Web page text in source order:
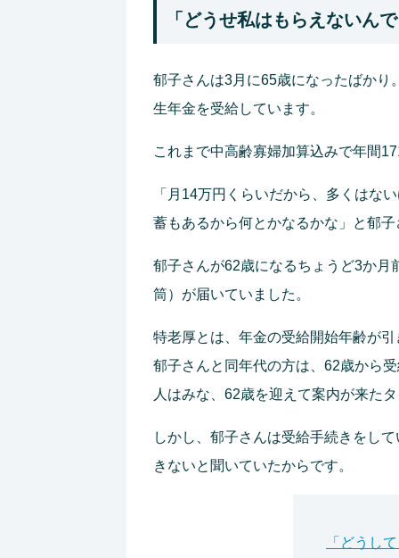
「どうせ私はもらえないん
郁子さんは3月に65歳になったばかり
生年金を受給しています。
これまで中高齢寡婦加算込みで年間
「月14万円くらいだから、多くはな
蓄もあるから何とかなるかな」と郁
郁子さんが62歳になるちょうど3か月
筒）が届いていました。
特老厚とは、年金の受給開始年齢が
郁子さんと同年代の方は、62歳から
人はみな、62歳を迎えて案内が来た
しかし、郁子さんは受給手続きをし
きないと聞いていたからです。
「どうし